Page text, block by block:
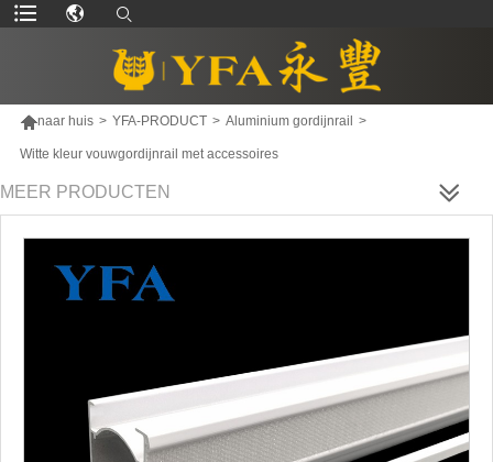
naar huis > YFA-PRODUCT > Aluminium gordijnrail >
Witte kleur vouwgordijnrail met accessoires
MEER PRODUCTEN